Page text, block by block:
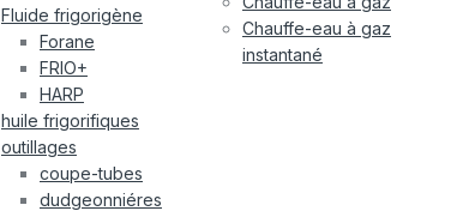
Fluide frigorigène
Forane
FRIO+
HARP
huile frigorifiques
outillages
coupe-tubes
dudgeonniéres
Chauffe-eau à gaz
instantané